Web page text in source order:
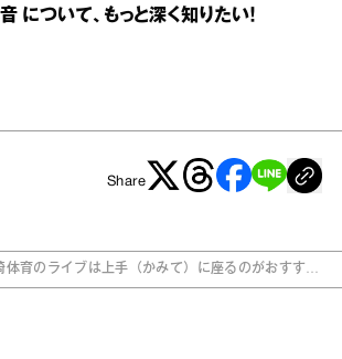
について、もっと深く知りたい！
Share
体育のライブは上手（かみて）に座るのがおすす